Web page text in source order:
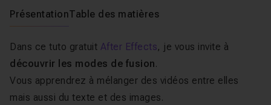
PrésentationTable des matières
Dans ce tuto gratuit After Effects, je vous invite à
découvrir les modes de fusion.
Vous apprendrez à mélanger des vidéos entre elles
mais aussi du texte et des images.